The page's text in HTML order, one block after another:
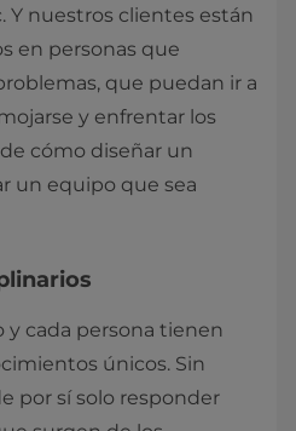
Y nuestros clientes están
en personas que
que puedan ir a
y enfrentar los
cómo diseñar un
un equipo que sea
y cada persona tienen
únicos. Sin
por sí solo responder